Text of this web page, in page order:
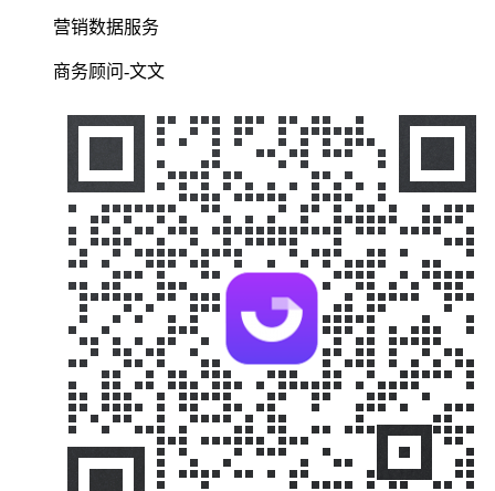
营销数据服务
商务顾问-文文